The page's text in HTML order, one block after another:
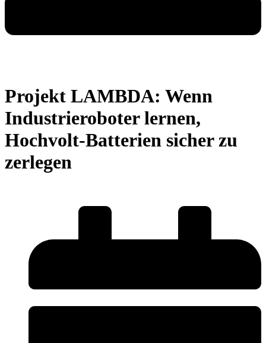
Projekt LAMBDA: Wenn
Industrieroboter lernen,
Hochvolt-Batterien sicher zu
zerlegen